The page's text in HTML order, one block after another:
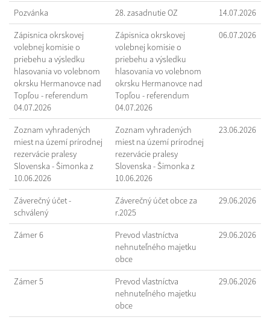
Pozvánka 28. zasadnutie OZ 14.07.2026
Zápisnica okrskovej
volebnej komisie o
priebehu a výsledku
hlasovania vo volebnom
okrsku Hermanovce nad
Topľou - referendum
04.07.2026
Zápisnica okrskovej
volebnej komisie o
priebehu a výsledku
hlasovania vo volebnom
okrsku Hermanovce nad
Topľou - referendum
04.07.2026
06.07.2026
Zoznam vyhradených
miest na území prírodnej
rezervácie pralesy
Slovenska - Šimonka z
10.06.2026
Zoznam vyhradených
miest na území prírodnej
rezervácie pralesy
Slovenska - Šimonka z
10.06.2026
23.06.2026
Záverečný účet -
schválený
Záverečný účet obce za
r.2025
29.06.2026
Zámer 6
Prevod vlastníctva
nehnuteľného majetku
obce
29.06.2026
Zámer 5
Prevod vlastníctva
nehnuteľného majetku
obce
29.06.2026